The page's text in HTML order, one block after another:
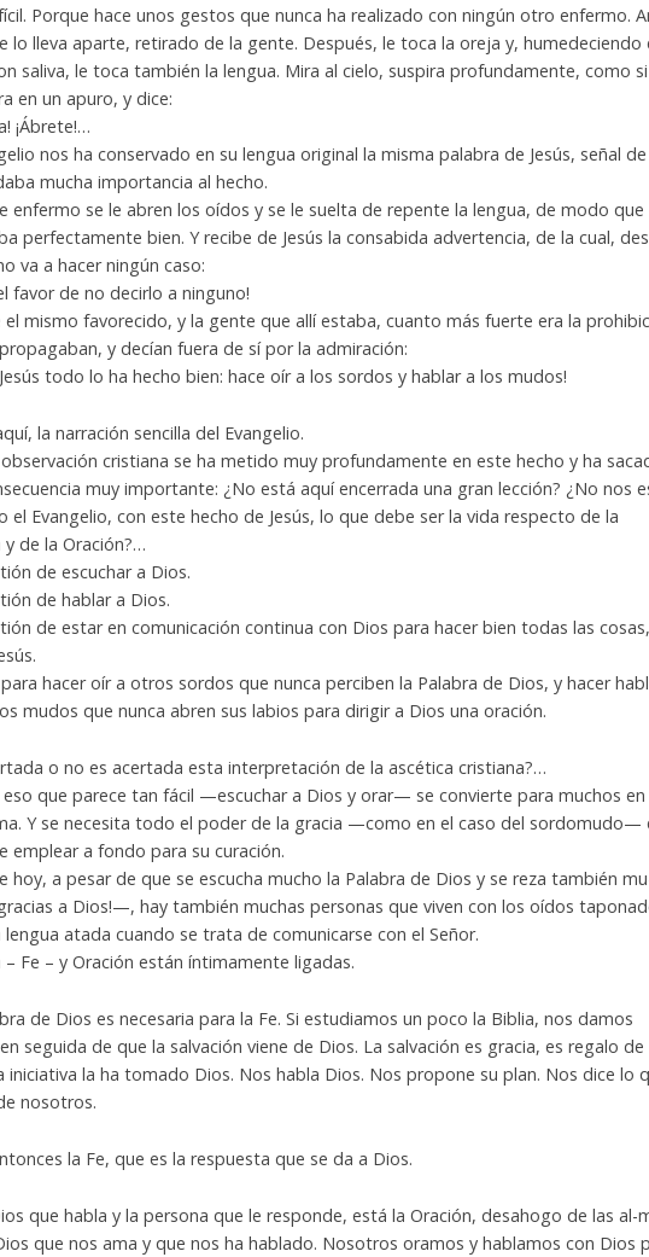
Porque hace unos gestos que nunca ha realizado con ningún otro enfermo.
lo lleva aparte, retirado de la gente. Después, le toca la oreja y, humedeciendo
saliva, le toca también la lengua. Mira al cielo, suspira profundamente, como si
en un apuro, y dice:
¡Ábrete!…
nos ha conservado en su lengua original la misma palabra de Jesús, señal de
mucha importancia al hecho.
enfermo se le abren los oídos y se le suelta de repente la lengua, de modo que
perfectamente bien. Y recibe de Jesús la consabida advertencia, de la cual,
va a hacer ningún caso:
favor de no decirlo a ninguno!
el mismo favorecido, y la gente que allí estaba, cuanto más fuerte era la
y decían fuera de sí por la admiración:
Jesús todo lo ha hecho bien: hace oír a los sordos y hablar a los mudos!
la narración sencilla del Evangelio.
cristiana se ha metido muy profundamente en este hecho y ha
muy importante: ¿No está aquí encerrada una gran lección? ¿No nos
el Evangelio, con este hecho de Jesús, lo que debe ser la vida respecto de la
y de la Oración?…
de escuchar a Dios.
de hablar a Dios.
de estar en comunicación continua con Dios para hacer bien todas las cosas,
hacer oír a otros sordos que nunca perciben la Palabra de Dios, y hacer
mudos que nunca abren sus labios para dirigir a Dios una oración.
o no es acertada esta interpretación de la ascética cristiana?…
eso que parece tan fácil —escuchar a Dios y orar— se convierte para muchos en
Y se necesita todo el poder de la gracia —como en el caso del sordomudo—
emplear a fondo para su curación.
hoy, a pesar de que se escucha mucho la Palabra de Dios y se reza también
a Dios!—, hay también muchas personas que viven con los oídos
lengua atada cuando se trata de comunicarse con el Señor.
– Fe – y Oración están íntimamente ligadas.
de Dios es necesaria para la Fe. Si estudiamos un poco la Biblia, nos damos
seguida de que la salvación viene de Dios. La salvación es gracia, es regalo de
iniciativa la ha tomado Dios. Nos habla Dios. Nos propone su plan. Nos dice lo
nosotros.
la Fe, que es la respuesta que se da a Dios.
que habla y la persona que le responde, está la Oración, desahogo de las al-
que nos ama y que nos ha hablado. Nosotros oramos y hablamos con Dios